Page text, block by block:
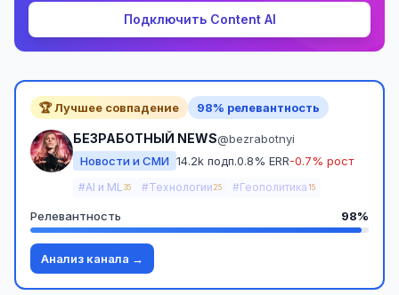
Подключить Content AI
🏆 Лучшее совпадение 98% релевантность
БЕЗРАБОТНЫЙ NEWS@bezrabotnyi
Новости и СМИ 14.2k подп.0.8% ERR-0.7% рост
#AI и ML 35 #Технологии 25 #Геополитика 15
Релевантность 98%
Анализ канала →